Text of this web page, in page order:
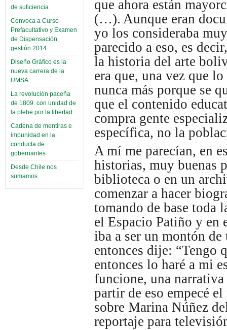
de suficiencia
Convoca a Curso
Prefacultativo y Examen
de Dispensación
gestión 2014
Diseño Gráfico es la
nueva carrera de la
UMSA
La revolución paceña
de 1809: con unidad de
la plebe por la libertad…
Cadena de mentiras e
impunidad en la
conducta de
gobernantes
Desde Chile nos
sumamos
que ahora están
(…). Aunque eran
yo los consideraba
parecido a eso, es
la historia del arte
era que, una vez que
nunca más porque se
que el contenido
compra gente
específica, no la
A mí me parecían, en
historias, muy buenas
biblioteca o en un
comenzar a hacer
tomando de base toda
el Espacio Patiño y
iba a ser un montón
entonces dije: “Tengo
entonces lo haré a mi
funcione, una
partir de eso empecé
sobre Marina Núñez
reportaje para